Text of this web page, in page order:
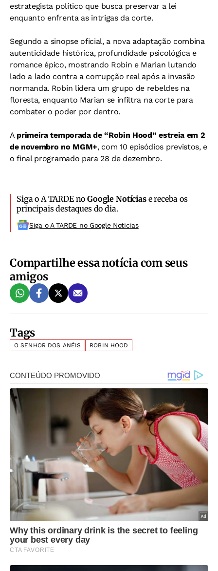
estrategista político que busca preservar a lei
enquanto enfrenta as intrigas da corte.
Segundo a sinopse oficial, a nova adaptação combina
autenticidade histórica, profundidade psicológica e
romance épico, mostrando Robin e Marian lutando
lado a lado contra a corrupção real após a invasão
normanda. Robin lidera um grupo de rebeldes na
floresta, enquanto Marian se infiltra na corte para
combater o poder por dentro.
A primeira temporada de “Robin Hood” estreia em 2
de novembro no MGM+, com 10 episódios previstos, e
o final programado para 28 de dezembro.
Siga o A TARDE noGoogle Notíciase receba os
principais destaques do dia.
Siga o A TARDE no Google Noticias
Compartilhe essa notícia com seus
amigos
Tags
O SENHOR DOS ANÉIS ROBIN HOOD